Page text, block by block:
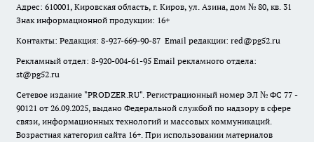
Адрес: 610001, Кировская область, г. Киров, ул. Азина, дом № 80, кв. 31
Знак информационной продукции: 16+
Контакты: Редакция: 8-927-669-90-87 Email редакции: red@pg52.ru
Рекламный отдел: 8-920-004-61-95 Email рекламного отдела:
st@pg52.ru
Сетевое издание "PRODZER.RU". Регистрационный номер ЭЛ № ФС 77 -
90121 от 26.09.2025, выдано Федеральной службой по надзору в сфере
связи, информационных технологий и массовых коммуникаций.
Возрастная категория сайта 16+. При использовании материалов